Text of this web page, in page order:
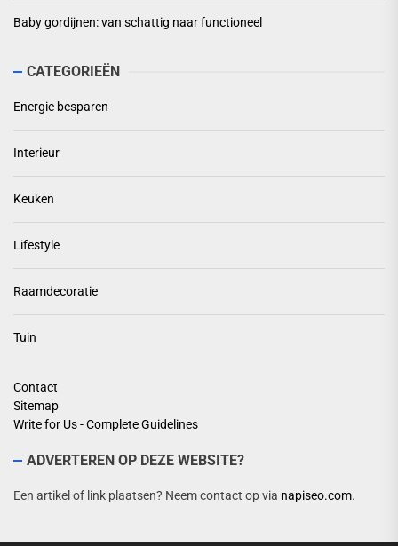
Baby gordijnen: van schattig naar functioneel
CATEGORIEËN
Energie besparen
Interieur
Keuken
Lifestyle
Raamdecoratie
Tuin
Contact
Sitemap
Write for Us - Complete Guidelines
ADVERTEREN OP DEZE WEBSITE?
Een artikel of link plaatsen? Neem contact op via napiseo.com.